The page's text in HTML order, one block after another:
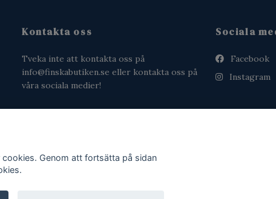
Kontakta oss
Tveka inte att kontakta oss på
info@finskabutiken.se eller kontakta oss på
våra sociala medier!
Sociala
Facebook
Instagram
cookies. Genom att fortsätta på sidan